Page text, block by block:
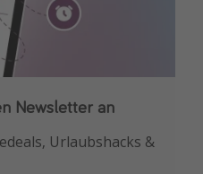
Newsletter an
Urlaubshacks &
als